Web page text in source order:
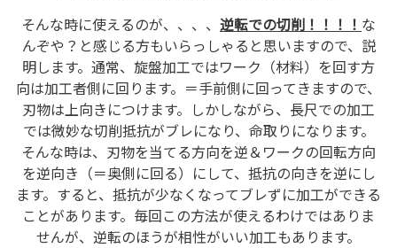
そんな時に使えるのが、、、、 逆転での切削！！！！ な
んぞや？と感じる方もいらっしゃると思いますので、説
明します。通常、旋盤加工ではワーク（材料）を回す方
向は加工者側に回ります。＝手前側に回ってきますので、
刃物は上向きにつけます。しかしながら、長尺での加工
では微妙な切削抵抗がブレになり、命取りになります。
そんな時は、刃物を当てる方向を逆＆ワークの回転方向
を逆向き（＝奥側に回る）にして、抵抗の向きを逆にし
ます。すると、抵抗が少なくなってブレずに加工ができる
ことがあります。毎回この方法が使えるわけではありま
せんが、逆転のほうが相性がいい加工もあります。